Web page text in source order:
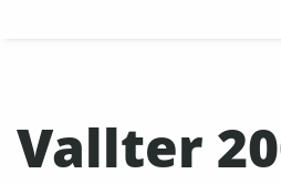
Vallter